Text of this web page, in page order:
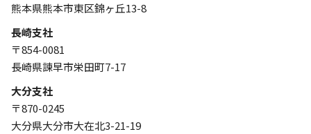
熊本県熊本市東区錦ヶ丘13-8
長崎支社
〒854-0081
長崎県諫早市栄田町7-17
大分支社
〒870-0245
大分県大分市大在北3-21-19